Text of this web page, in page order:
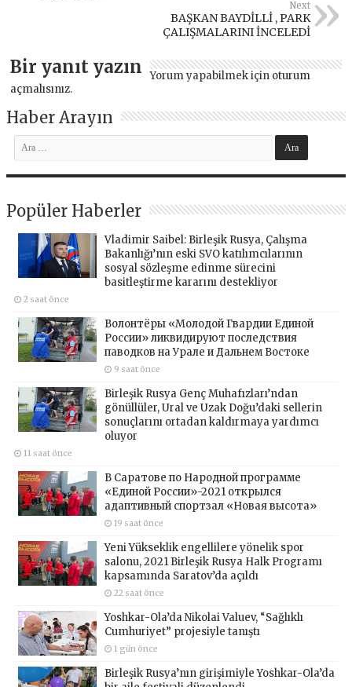
Next
BAŞKAN BAYDİLLİ , PARK
ÇALIŞMALARINI İNCELEDİ
Bir yanıt yazın Yorum yapabilmek için oturum
açmalısınız.
Haber Arayın
Popüler Haberler
Vladimir Saibel: Birleşik Rusya, Çalışma
Bakanlığı’nın eski SVO katılımcılarının
sosyal sözleşme edinme sürecini
basitleştirme kararını destekliyor
2 saat önce
Волонтёры «Молодой Гвардии Единой
России» ликвидируют последствия
паводков на Урале и Дальнем Востоке
9 saat önce
Birleşik Rusya Genç Muhafızları’ndan
gönüllüler, Ural ve Uzak Doğu’daki sellerin
sonuçlarını ortadan kaldırmaya yardımcı
oluyor
11 saat önce
В Саратове по Народной программе
«Единой России»-2021 открылся
адаптивный спортзал «Новая высота»
19 saat önce
Yeni Yükseklik engellilere yönelik spor
salonu, 2021 Birleşik Rusya Halk Programı
kapsamında Saratov’da açıldı
22 saat önce
Yoshkar-Ola’da Nikolai Valuev, “Sağlıklı
Cumhuriyet” projesiyle tanıştı
1 gün önce
Birleşik Rusya’nın girişimiyle Yoshkar-Ola’da